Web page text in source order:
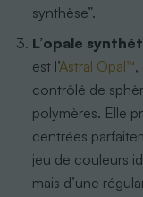
synthèse”.
L’opale
est l’Astral Opal™,
contrôlé de
polymères. Elle
centrées
jeu de couleurs
mais d’une